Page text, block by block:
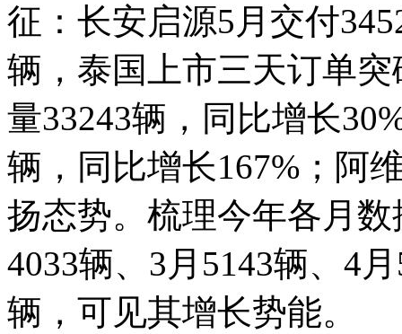
征：长安启源5月交付
辆，泰国上市三天订单
量33243辆，同比增长
辆，同比增长167%；阿
扬态势。梳理今年各月
4033辆、3月5143辆、4
辆，可见其增长势能。